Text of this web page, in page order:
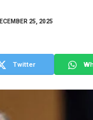
25, 2025
Twitter